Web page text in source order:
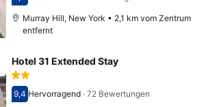
Bewertet mit 8,9
Murray Hill, New York • 2,1 km vom Zentrum
entfernt
Hotel 31 Extended Stay
Bewertet mit 9,4
9,4 Hervorragend· 72 Bewertungen